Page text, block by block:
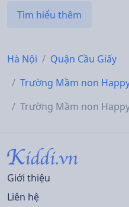
Tìm hiểu thêm
Hà Nội
Quận Cầu Giấy
Trường Mầm non
Trường Mầm non
Giới thiệu
Liên hệ